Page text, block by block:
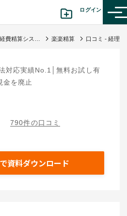
ログイン
経費精算システム 楽楽精算
対応実績No.1│無料お試し有
金を廃止
790件の口コミ
資料ダウンロード